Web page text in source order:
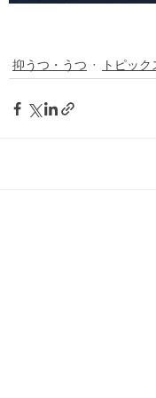
抑うつ・うつ トピック